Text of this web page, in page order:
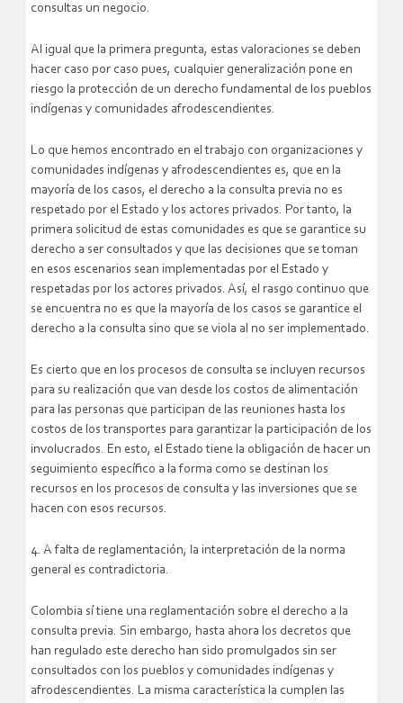
consultas un negocio.
Al igual que la primera pregunta, estas valoraciones se deben
hacer caso por caso pues, cualquier generalización pone en
riesgo la protección de un derecho fundamental de los pueblos
indígenas y comunidades afrodescendientes.
Lo que hemos encontrado en el trabajo con organizaciones y
comunidades indígenas y afrodescendientes es, que en la
mayoría de los casos, el derecho a la consulta previa no es
respetado por el Estado y los actores privados. Por tanto, la
primera solicitud de estas comunidades es que se garantice su
derecho a ser consultados y que las decisiones que se toman
en esos escenarios sean implementadas por el Estado y
respetadas por los actores privados. Así, el rasgo continuo que
se encuentra no es que la mayoría de los casos se garantice el
derecho a la consulta sino que se viola al no ser implementado.
Es cierto que en los procesos de consulta se incluyen recursos
para su realización que van desde los costos de alimentación
para las personas que participan de las reuniones hasta los
costos de los transportes para garantizar la participación de los
involucrados. En esto, el Estado tiene la obligación de hacer un
seguimiento específico a la forma como se destinan los
recursos en los procesos de consulta y las inversiones que se
hacen con esos recursos.
4. A falta de reglamentación, la interpretación de la norma
general es contradictoria.
Colombia sí tiene una reglamentación sobre el derecho a la
consulta previa. Sin embargo, hasta ahora los decretos que
han regulado este derecho han sido promulgados sin ser
consultados con los pueblos y comunidades indígenas y
afrodescendientes. La misma característica la cumplen las